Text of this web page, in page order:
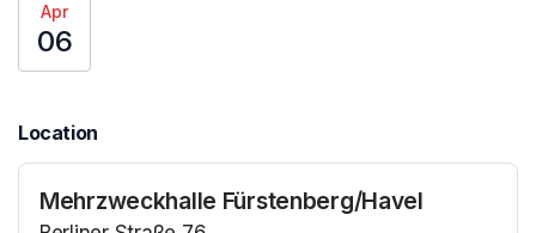
Apr
06
Location
Mehrzweckhalle Fürstenberg/Havel